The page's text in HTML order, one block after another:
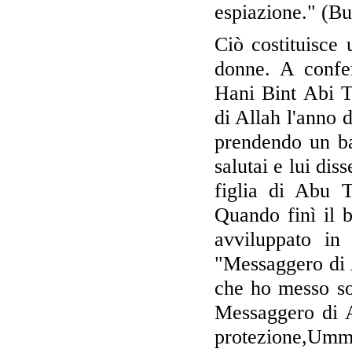
espiazione."
Ciò
donne. A
Hani Bint Abi
di Allah l'anno
prendendo un
salutai e lui
figlia di Abu
Quando finì il
avviluppato
"Messaggero
che ho messo
Messaggero di